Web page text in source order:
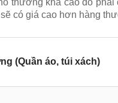
thường khá cao do
có giá cao hơn hàng
(Quần áo, túi xách)